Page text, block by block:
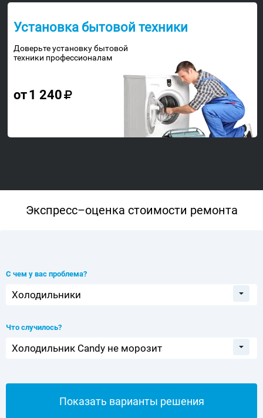
Установка бытовой техники
Доверьте установку бытовой
техники профессионалам
от1 240
Экспресс–оценка стоимости ремонта
С чем у вас проблема?
Что случилось?
Показать варианты решения